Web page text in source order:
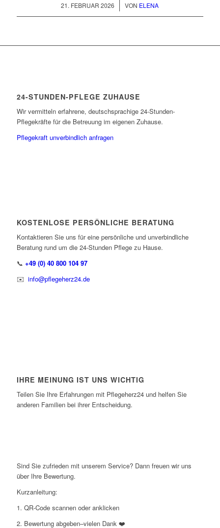
21. FEBRUAR 2026
/ VON ELENA
24-STUNDEN-PFLEGE ZUHAUSE
Wir vermitteln erfahrene, deutschsprachige 24-Stunden-
Pflegekräfte für die Betreuung im eigenen Zuhause.
Pflegekraft unverbindlich anfragen
KOSTENLOSE PERSÖNLICHE BERATUNG
Kontaktieren Sie uns für eine persönliche und unverbindliche
Beratung rund um die 24-Stunden Pflege zu Hause.
📞 +49 (0) 40 800 104 97
✉️ info@pflegeherz24.de
IHRE MEINUNG IST UNS WICHTIG
Teilen Sie Ihre Erfahrungen mit Pflegeherz24 und helfen Sie
anderen Familien bei ihrer Entscheidung.
Sind Sie zufrieden mit unserem Service? Dann freuen wir uns
über Ihre Bewertung.
Kurzanleitung:
1. QR-Code scannen oder anklicken
2. Bewertung abgeben–vielen Dank ❤️